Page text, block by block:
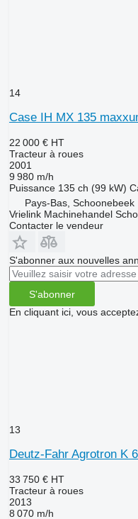
14
Case IH MX 135
22 000 € HT
Tracteur à roues
2001
9 980 m/h
Puissance 135 ch (99 kW)
Pays-Bas, Schoonebeek
Vrielink Machinehandel
Contacter le vendeur
S'abonner aux nouvelles
S'abonner
En cliquant ici, vous
13
Deutz-Fahr Agrotron K
33 750 € HT
Tracteur à roues
2013
8 070 m/h